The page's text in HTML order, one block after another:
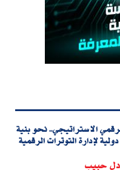
الاستراتيجي.. نحو بنية
لإدارة التوترات الرقمية
حبيب